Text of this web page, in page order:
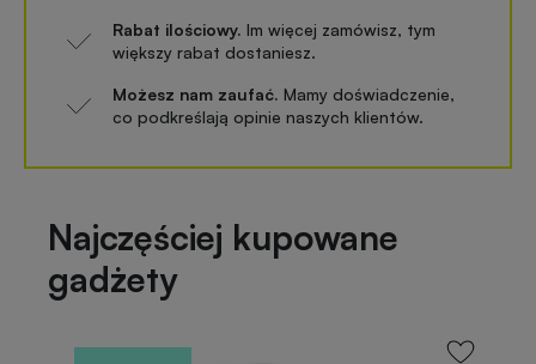
Rabat ilościowy. Im więcej zamówisz, tym
większy rabat dostaniesz.
Możesz nam zaufać. Mamy doświadczenie,
co podkreślają opinie naszych klientów.
Najczęściej kupowane
gadżety